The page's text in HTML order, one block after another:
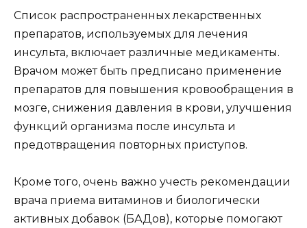
Список распространенных лекарственных
препаратов, используемых для лечения
инсульта, включает различные медикаменты.
Врачом может быть предписано применение
препаратов для повышения кровообращения в
мозге, снижения давления в крови, улучшения
функций организма после инсульта и
предотвращения повторных приступов.
Кроме того, очень важно учесть рекомендации
врача приема витаминов и биологически
активных добавок (БАДов), которые помогают